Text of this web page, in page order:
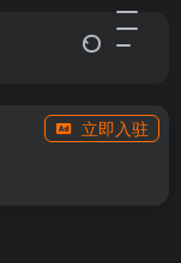
立即入驻